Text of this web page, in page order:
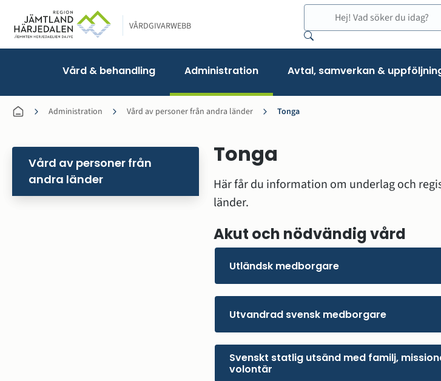
VÅRDGIVARWEBB
Vård & behandling Administration Avtal, samverkan &
Administration Vård av personer från andra länder Tonga
Vård av personer från
andra länder
Tonga
Här får du information om underlag och
länder.
Akut och nödvändig vård
Utländsk medborgare
Utvandrad svensk medborgare
Svenskt statlig utsänd med familj,
volontär